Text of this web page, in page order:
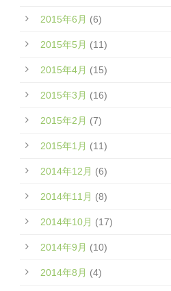
2015年6月 (6)
2015年5月 (11)
2015年4月 (15)
2015年3月 (16)
2015年2月 (7)
2015年1月 (11)
2014年12月 (6)
2014年11月 (8)
2014年10月 (17)
2014年9月 (10)
2014年8月 (4)